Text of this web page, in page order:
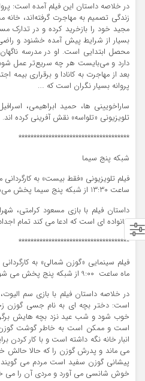
در خلاصه داستان این فیلم آمده است:
زندگی تصمیم به مهاجرت گرفته‌اند،
مجید خود را بازخرید کرده و در تدارک
بسیار از شرایط پیش‌ آمده خشنود و
محصل ابتدایی است. او در مدرسه
دارد و می‌بایست هر چه سریع‌تر عمل
بعد از مهاجرت به کانادا و برقراری بیمه
پروانه بسیار نگران است که ….
ساراخویینی ها، حمید ابراهیمی،
تلویزیونی «تلواسه» نقش آفرینی کرده اند.
*************************************
شبکه پنج سیما
ساعت 13:30 از شبکه پنج سیما پخش می‌شود .
داستان فیلم با بازی مسعود کرامتی،
خانواده ای است که ادعا می کند تمام
*************************************
ماه ساعت 9:00 از شبکه پنج پخش می شود.
در خلاصه داستان فیلم با بازی سم
است: دختر بچه ای به نام جسی گوزن
خوب شود و شب عید نزد بچه هایش
است و ممکن است به خاطر گوشت گوزن
انبار خانه نگه داشته است و با کار کردن
می ماند و پدرش گوزن را که حالا حالش
پیشانی گوزن سفید است مردم می
خوش شانسی می آورد و مردی آن را می